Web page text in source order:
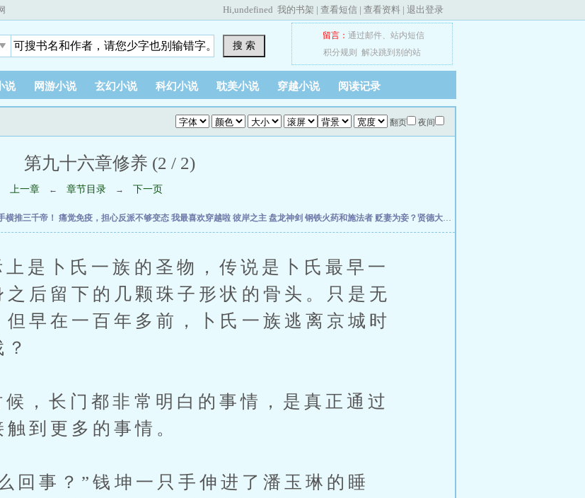
Hi,undefined 我的书架 | 查看短信 | 查看资料 | 退出登录
搜 索
留言： 通过邮件、 站内短信
积分规则
解决跳到别的站
说 网游小说 玄幻小说 科幻小说 耽美小说 穿越小说 阅读记录
翻页 夜间
第九十六章修养 (2 / 2)
上一章 ← 章节目录 → 下一页
横推三千帝！ 痛觉免疫，担心反派不够变态 我最喜欢穿越啦 彼岸之主 盘龙神剑 钢铁火药和施法者 贬妻为妾？贤德大妇她掀桌了
卜氏一族的圣物，传说是卜氏最早一
后留下的几颗珠子形状的骨头。只是无
早在一百年多前，卜氏一族逃离京城时
长门都非常明白的事情，是真正通过
到更多的事情。
？”钱坤一只手伸进了潘玉琳的睡